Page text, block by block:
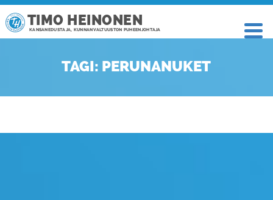
TIMO HEINONEN
KANSANEDUSTAJA, KUNNANVALTUUSTON PUHEENJOHTAJA
TAGI: PERUNANUKET